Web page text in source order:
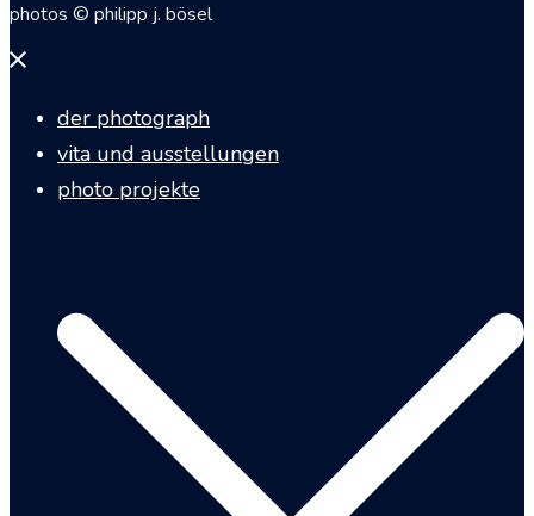
photos © philipp j. bösel
Menü
der photograph
vita und ausstellungen
photo projekte